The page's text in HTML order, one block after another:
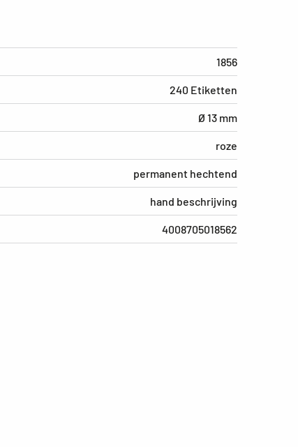
1856
240 Etiketten
Ø 13 mm
roze
permanent hechtend
hand beschrijving
4008705018562